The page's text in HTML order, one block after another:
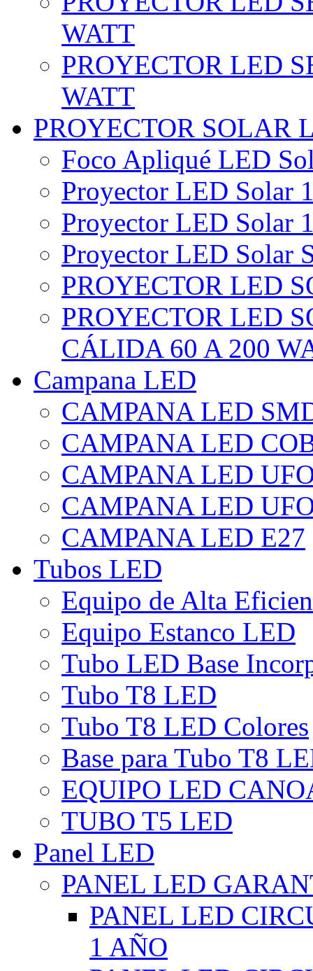
WATT
PROYECTOR LED
WATT
PROYECTOR SOLAR
Foco Apliqué LED
Proyector LED Solar
Proyector LED Solar
Proyector LED Solar
PROYECTOR LED
PROYECTOR LED
CÁLIDA 60 A 200
Campana LED
CAMPANA LED
CAMPANA LED
CAMPANA LED
CAMPANA LED
CAMPANA LED E27
Tubos LED
Equipo de Alta
Equipo Estanco LED
Tubo LED Base
Tubo T8 LED
Tubo T8 LED Colores
Base para Tubo T8
EQUIPO LED
TUBO T5 LED
Panel LED
PANEL LED
PANEL LED
1 AÑO